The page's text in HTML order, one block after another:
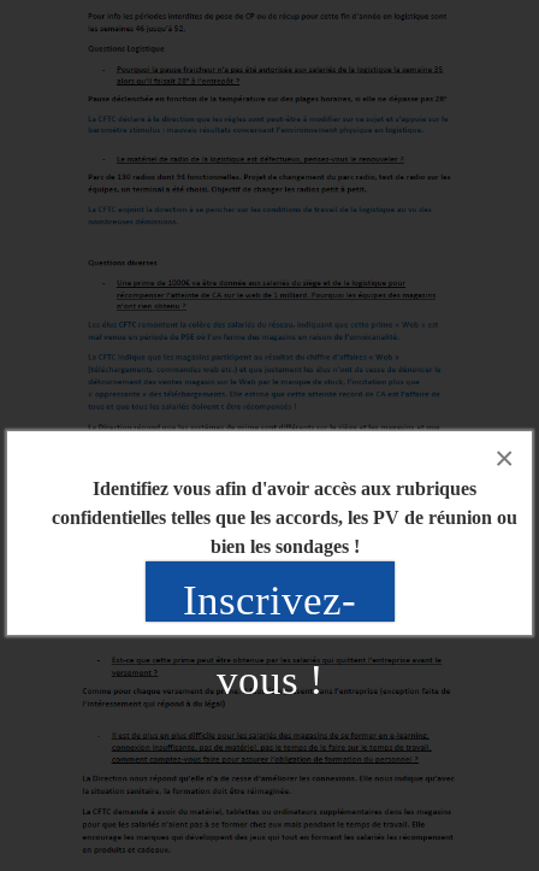
Identifiez vous afin d'avoir accès aux rubriques
confidentielles telles que les accords, les PV de réunion ou
bien les sondages !
Inscrivez-
vous !
×